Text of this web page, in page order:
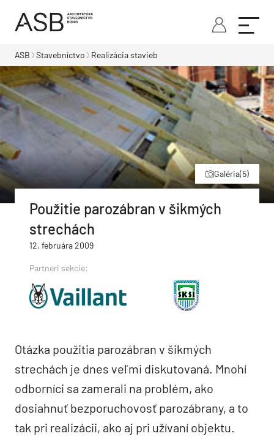
ASB Stavebníctvo Realizácia stavieb
Galéria(5)
Použitie parozábran v šikmých
strechách
12. februára 2009
Partneri sekcie:
Otázka použitia parozábran v šikmých
strechách je dnes veľmi diskutovaná. Mnohí
odborníci sa zamerali na problém, ako
dosiahnuť bezporuchovosť parozábrany, a to
tak pri realizácii, ako aj pri užívaní objektu.